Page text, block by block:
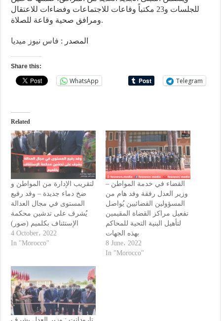
للجلسات و23 مكتباً وقاعات للاجتماعات وفضاءات للاعتقال
ومرافق صحية وقاعة للصلاة.
المصدر : فاس نيوز ميديا
Share this:
WhatsApp Telegram
Related
لتقريب الإدارة من المواطن و
ضخ دماء جديدة – وفد رفيع
المستوى في مجال العدالة
يُشرف على تدشين محكمة
الإستئناف بكلميم (صور)
4 October، 2022
In "Morocco"
القضاء في خدمة المواطن –
وزير العدل رفقة وفد هام من
المسؤولين القضائيين يُواصل
تفعيل مراكز القضاة المقيمين
لتأهيل البنية التحية للمحاكم
بهذه الجهات
8 June، 2022
In "Morocco"